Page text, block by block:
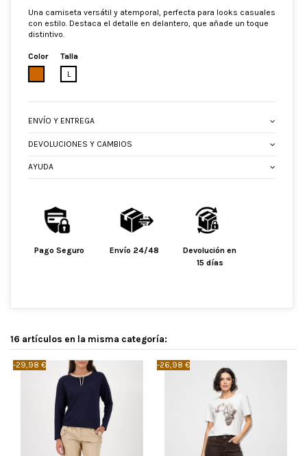
Una camiseta versátil y atemporal, perfecta para looks casuales
con estilo. Destaca el detalle en delantero, que añade un toque
distintivo.
Color
Talla
L
ENVÍO Y ENTREGA
DEVOLUCIONES Y CAMBIOS
AYUDA
Pago Seguro Envío 24/48
Devolución en
15 días
16 artículos en la misma categoría:
-29,98 € -26,98 €